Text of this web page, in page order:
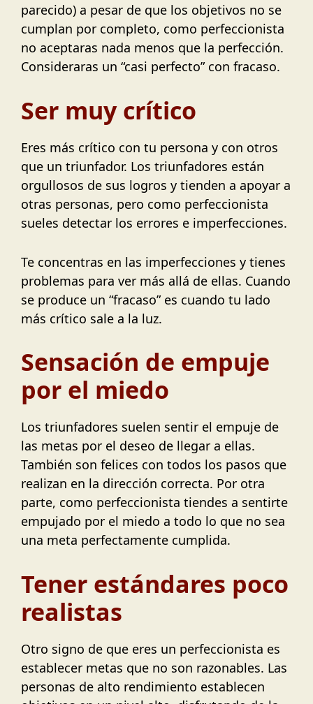
parecido) a pesar de que los objetivos no se
cumplan por completo, como perfeccionista
no aceptaras nada menos que la perfección.
Consideraras un “casi perfecto” con fracaso.
Ser muy crítico
Eres más crítico con tu persona y con otros
que un triunfador. Los triunfadores están
orgullosos de sus logros y tienden a apoyar a
otras personas, pero como perfeccionista
sueles detectar los errores e imperfecciones.
Te concentras en las imperfecciones y tienes
problemas para ver más allá de ellas. Cuando
se produce un “fracaso” es cuando tu lado
más crítico sale a la luz.
Sensación de empuje
por el miedo
Los triunfadores suelen sentir el empuje de
las metas por el deseo de llegar a ellas.
También son felices con todos los pasos que
realizan en la dirección correcta. Por otra
parte, como perfeccionista tiendes a sentirte
empujado por el miedo a todo lo que no sea
una meta perfectamente cumplida.
Tener estándares poco
realistas
Otro signo de que eres un perfeccionista es
establecer metas que no son razonables. Las
personas de alto rendimiento establecen